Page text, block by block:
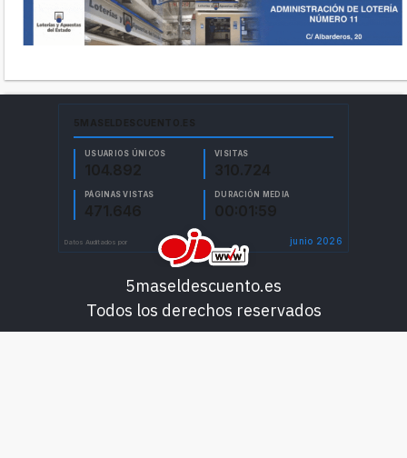
5maseldescuento.es
Todos los derechos reservados